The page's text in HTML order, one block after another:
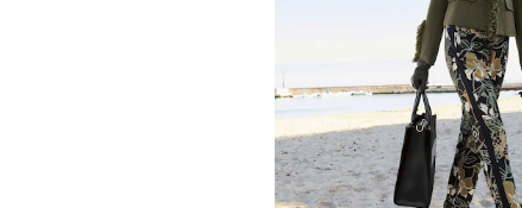
Meilleur prix sous 30 jours**: 169,95 €
MADELEINE
Blazer